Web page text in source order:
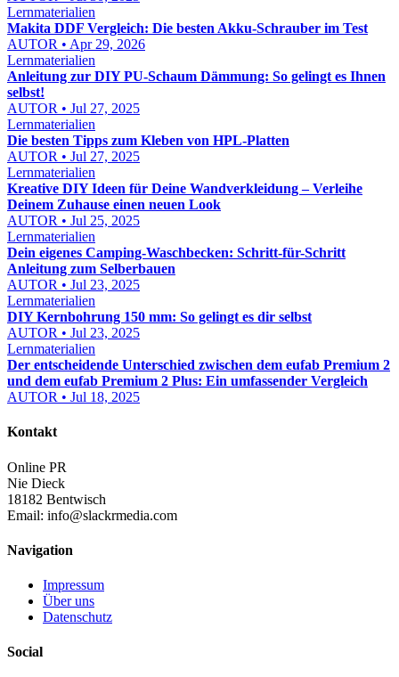
Lernmaterialien
Makita DDF Vergleich: Die besten Akku-Schrauber im Test
AUTOR • Apr 29, 2026
Lernmaterialien
Anleitung zur DIY PU-Schaum Dämmung: So gelingt es Ihnen
selbst!
AUTOR • Jul 27, 2025
Lernmaterialien
Die besten Tipps zum Kleben von HPL-Platten
AUTOR • Jul 27, 2025
Lernmaterialien
Kreative DIY Ideen für Deine Wandverkleidung – Verleihe
Deinem Zuhause einen neuen Look
AUTOR • Jul 25, 2025
Lernmaterialien
Dein eigenes Camping-Waschbecken: Schritt-für-Schritt
Anleitung zum Selberbauen
AUTOR • Jul 23, 2025
Lernmaterialien
DIY Kernbohrung 150 mm: So gelingt es dir selbst
AUTOR • Jul 23, 2025
Lernmaterialien
Der entscheidende Unterschied zwischen dem eufab Premium 2
und dem eufab Premium 2 Plus: Ein umfassender Vergleich
AUTOR • Jul 18, 2025
Kontakt
Online PR
Nie Dieck
18182 Bentwisch
Email: info@slackrmedia.com
Navigation
Impressum
Über uns
Datenschutz
Social